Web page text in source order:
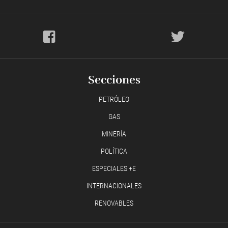
Secciones
PETRÓLEO
GAS
MINERÍA
POLÍTICA
ESPECIALES +E
INTERNACIONALES
RENOVABLES